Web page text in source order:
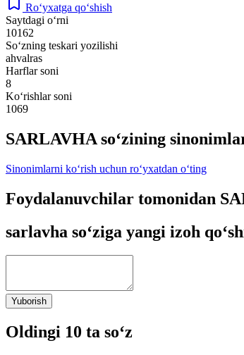
Ro‘yxatga qo‘shish
Saytdagi o‘rni
10162
So‘zning teskari yozilishi
ahvalras
Harflar soni
8
Ko‘rishlar soni
1069
SARLAVHA so‘zining
Sinonimlarni ko‘rish uchun ro‘yxatdan o‘ting
Foydalanuvchilar tomonidan
sarlavha so‘ziga yangi izoh
Yuborish
Oldingi 10 ta so‘z